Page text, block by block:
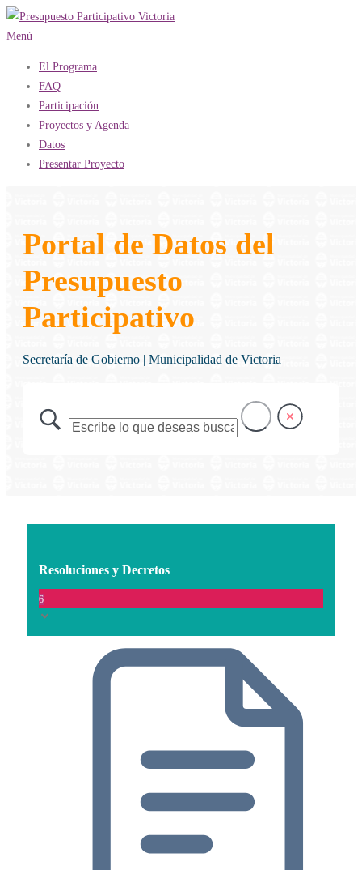
Saltar
al
Menú
El Programa
FAQ
Participación
Proyectos y Agenda
Datos
Presentar Proyecto
Portal de Datos del
Presupuesto
Participativo
Secretaría de Gobierno | Municipalidad de Victoria
Resoluciones y Decretos
6